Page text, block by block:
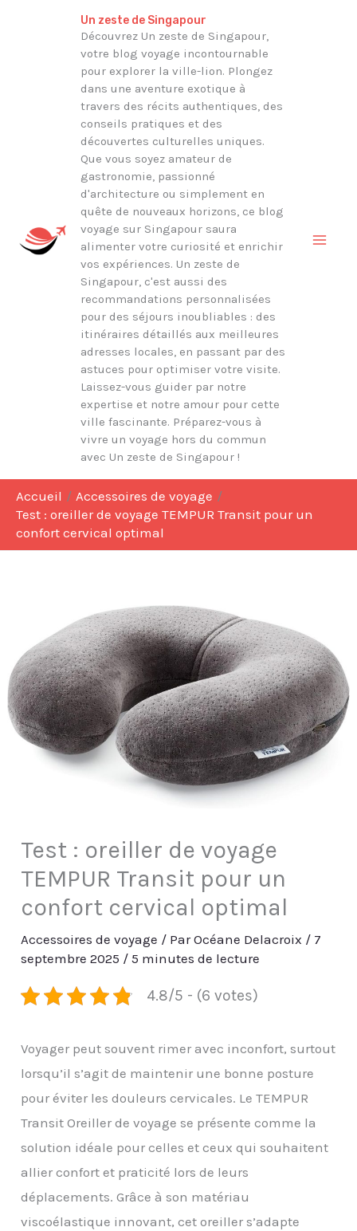
Un zeste de Singapour
Découvrez Un zeste de Singapour,
votre blog voyage incontournable
pour explorer la ville-lion. Plongez
dans une aventure exotique à
travers des récits authentiques, des
conseils pratiques et des
découvertes culturelles uniques.
Que vous soyez amateur de
gastronomie, passionné
d'architecture ou simplement en
quête de nouveaux horizons, ce blog
voyage sur Singapour saura
alimenter votre curiosité et enrichir
vos expériences. Un zeste de
Singapour, c'est aussi des
recommandations personnalisées
pour des séjours inoubliables : des
itinéraires détaillés aux meilleures
adresses locales, en passant par des
astuces pour optimiser votre visite.
Laissez-vous guider par notre
expertise et notre amour pour cette
ville fascinante. Préparez-vous à
vivre un voyage hors du commun
avec Un zeste de Singapour !
Accueil
Accessoires de voyage
Test : oreiller de voyage TEMPUR Transit pour un
confort cervical optimal
Test : oreiller de voyage
TEMPUR Transit pour un
confort cervical optimal
Accessoires de voyage / ParOcéane Delacroix / 7
septembre 2025 /5 minutes de lecture
4.8/5 - (6 votes)
Voyager peut souvent rimer avec inconfort, surtout
lorsqu’il s’agit de maintenir une bonne posture
pour éviter les douleurs cervicales. Le TEMPUR
Transit Oreiller de voyage se présente comme la
solution idéale pour celles et ceux qui souhaitent
allier confort et praticité lors de leurs
déplacements. Grâce à son matériau
viscoélastique innovant, cet oreiller s’adapte
Rechercher